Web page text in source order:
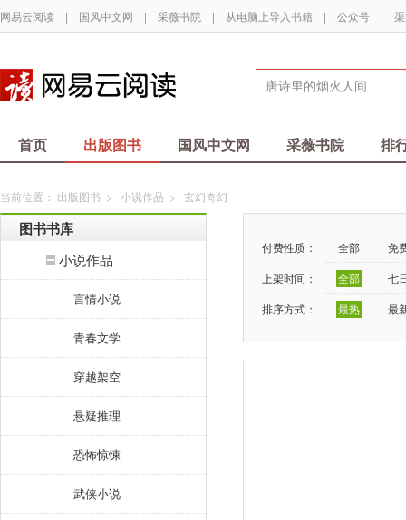
网易云阅读 | 国风中文网 | 采薇书院 | 从电脑上导入书籍 | 公众号 |
首页 出版图书 国风中文网 采薇书院 排
当前位置： 出版图书 > 小说作品 > 玄幻奇幻
图书书库
小说作品
言情小说
青春文学
穿越架空
悬疑推理
恐怖惊悚
武侠小说
付费性质： 全部
免
上架时间：
全部
七
排序方式：
最热 最